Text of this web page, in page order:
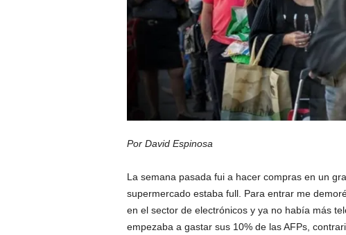
Por David Espinosa
La semana pasada fui a hacer compras en un
supermercado estaba full. Para entrar me
en el sector de electrónicos y ya no había más
empezaba a gastar sus 10% de las AFPs,